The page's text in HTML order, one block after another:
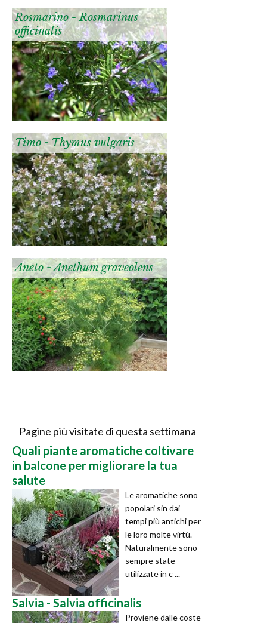
Rosmarino - Rosmarinus
officinalis
Timo - Thymus vulgaris
Aneto - Anethum graveolens
Pagine più visitate di questa settimana
Quali piante aromatiche coltivare
in balcone per migliorare la tua
salute
Le aromatiche sono
popolari sin dai
tempi più antichi per
le loro molte virtù.
Naturalmente sono
sempre state
utilizzate in c ...
Salvia - Salvia officinalis
Proviene dalle coste